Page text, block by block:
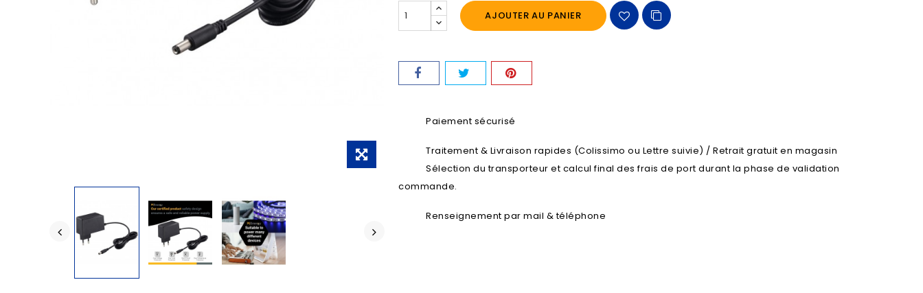
AJOUTER AU PANIER
Paiement sécurisé
Traitement & Livraison rapides (Colissimo ou Lettre suivie) / Retrait gratuit en magasin
Sélection du transporteur et calcul final des frais de port durant la phase de validation
commande.
Renseignement par mail & téléphone